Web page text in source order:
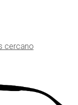
cercano